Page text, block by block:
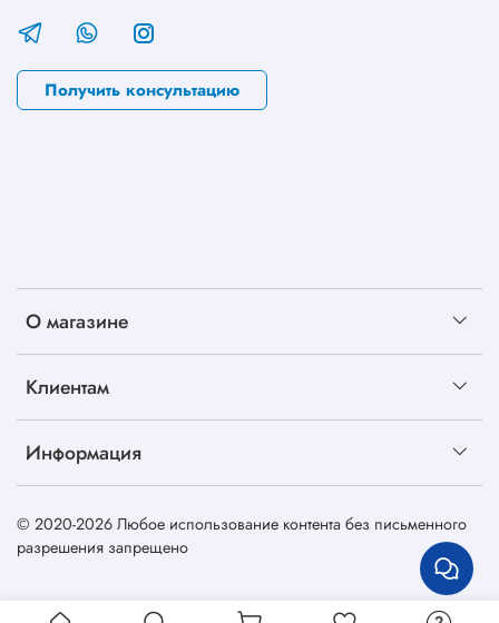
О магазине
Клиентам
Информация
Получить консультацию
© 2020-2026 Любое использование контента без письменного
разрешения запрещено